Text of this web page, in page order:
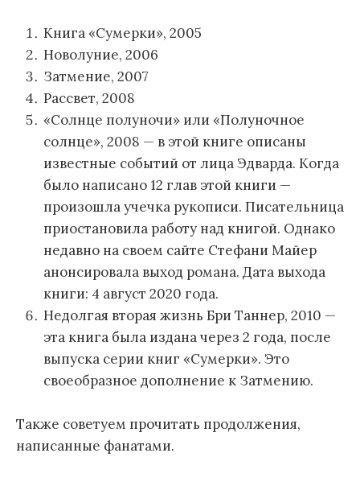
Книга «Сумерки», 2005
Новолуние, 2006
Затмение, 2007
Рассвет, 2008
«Солнце полуночи» или «Полуночное
солнце», 2008 — в этой книге описаны
известные событий от лица Эдварда. Когда
было написано 12 глав этой книги —
произошла учечка рукописи. Писательница
приостановила работу над книгой. Однако
недавно на своем сайте Стефани Майер
анонсировала выход романа. Дата выхода
книги: 4 август 2020 года.
Недолгая вторая жизнь Бри Таннер, 2010 —
эта книга была издана через 2 года, после
выпуска серии книг «Сумерки». Это
своеобразное дополнение к Затмению.
Также советуем прочитать продолжения,
написанные фанатами.